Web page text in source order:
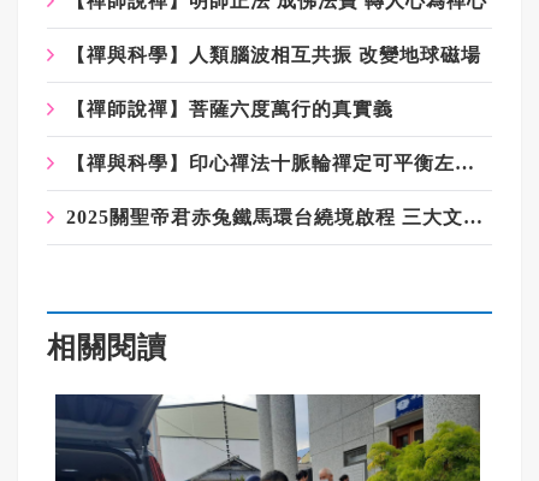
【禪與科學】人類腦波相互共振 改變地球磁場
【禪師說禪】菩薩六度萬行的真實義
【禪與科學】印心禪法十脈輪禪定可平衡左右腦發展
2025關聖帝君赤兔鐵馬環台繞境啟程 三大文化盛會 傳揚關公忠義精神
相關閱讀